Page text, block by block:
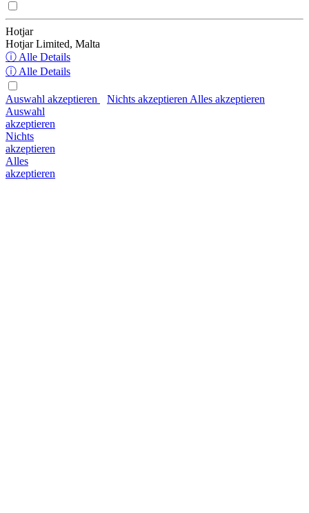
Hotjar
Hotjar Limited, Malta
ⓘ Alle Details
ⓘ Alle Details
Auswahl akzeptieren Nichts akzeptieren Alles akzeptieren
Auswahl
akzeptieren
Nichts
akzeptieren
Alles
akzeptieren